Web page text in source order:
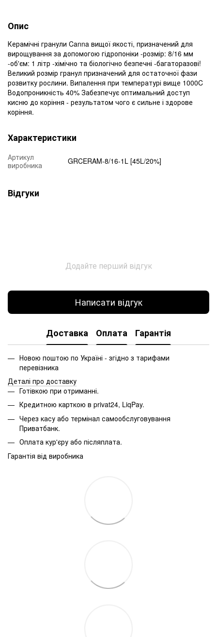
Опис
Керамічні гранули Canna вищої якості, призначений для
вирощування за допомогою гідропоніки -розмір: 8/16 мм
-об'єм: 1 літр -хімічно та біологічно безпечні -багаторазові!
Великий розмір гранул призначений для остаточної фази
розвитку рослини. Випалення при температурі вище 1000C
Водопроникність 40% Забезпечує оптимальний доступ
кисню до коріння - результатом чого є сильне і здорове
коріння.
Характеристики
Артикул
виробника
GRCERAM-8/16-1L [45L/20%]
Відгуки
Додайте перший відгук
Написати відгук
Доставка Оплата Гарантія
Новою поштою по Україні - згідно з тарифами
перевізника
Деталі про доставку
Готівкою при отриманні.
Кредитною карткою в privat24, LiqPay.
Через касу або термінал самообслуговування
Приватбанк.
Оплата кур'єру або післяплата.
Гарантія від виробника